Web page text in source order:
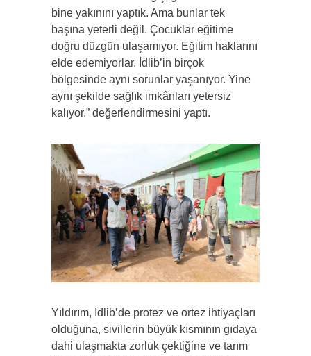
bine yakınını yaptık. Ama bunlar tek
başına yeterli değil. Çocuklar eğitime
doğru düzgün ulaşamıyor. Eğitim haklarını
elde edemiyorlar. İdlib’in birçok
bölgesinde aynı sorunlar yaşanıyor. Yine
aynı şekilde sağlık imkânları yetersiz
kalıyor.” değerlendirmesini yaptı.
Yıldırım, İdlib’de protez ve ortez ihtiyaçları
olduğuna, sivillerin büyük kısmının gıdaya
dahi ulaşmakta zorluk çektiğine ve tarım